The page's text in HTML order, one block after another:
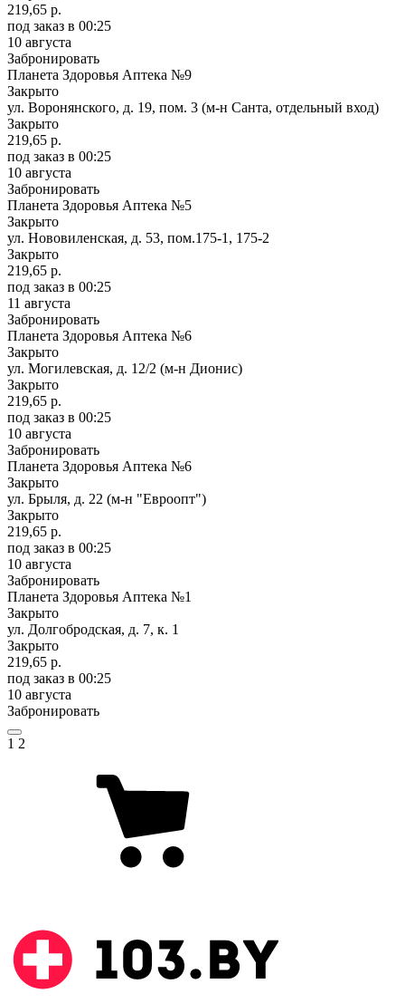
219,65 р.
под заказ в 00:25
10 августа
Забронировать
Планета Здоровья Аптека №9
Закрыто
ул. Воронянского, д. 19, пом. 3 (м-н Санта, отдельный вход)
Закрыто
219,65 р.
под заказ в 00:25
10 августа
Забронировать
Планета Здоровья Аптека №5
Закрыто
ул. Нововиленская, д. 53, пом.175-1, 175-2
Закрыто
219,65 р.
под заказ в 00:25
11 августа
Забронировать
Планета Здоровья Аптека №6
Закрыто
ул. Могилевская, д. 12/2 (м-н Дионис)
Закрыто
219,65 р.
под заказ в 00:25
10 августа
Забронировать
Планета Здоровья Аптека №6
Закрыто
ул. Брыля, д. 22 (м-н "Евроопт")
Закрыто
219,65 р.
под заказ в 00:25
10 августа
Забронировать
Планета Здоровья Аптека №1
Закрыто
ул. Долгобродская, д. 7, к. 1
Закрыто
219,65 р.
под заказ в 00:25
10 августа
Забронировать
1 2